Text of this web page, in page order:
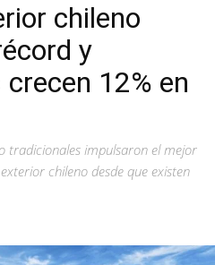
chileno
y
12% en
tradicionales impulsaron el mejor
chileno desde que existen